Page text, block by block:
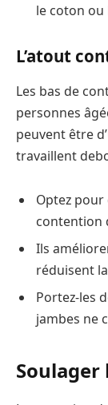
le coton ou
L’atout
Les bas de
personnes
peuvent être
travaillent
Optez pour
contention
Ils
réduisent
Portez-les
jambes ne
Soulager